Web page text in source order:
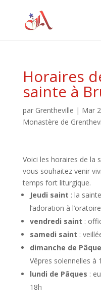
Horaires
sainte à
par Grentheville | Mar
Monastère de
Voici les horaires de la
vous souhaitez venir
temps fort liturgique.
Jeudi saint : la
l’adoration à
vendredi saint :
samedi saint :
dimanche de
Vêpres solennelles à
lundi de Pâques :
18h